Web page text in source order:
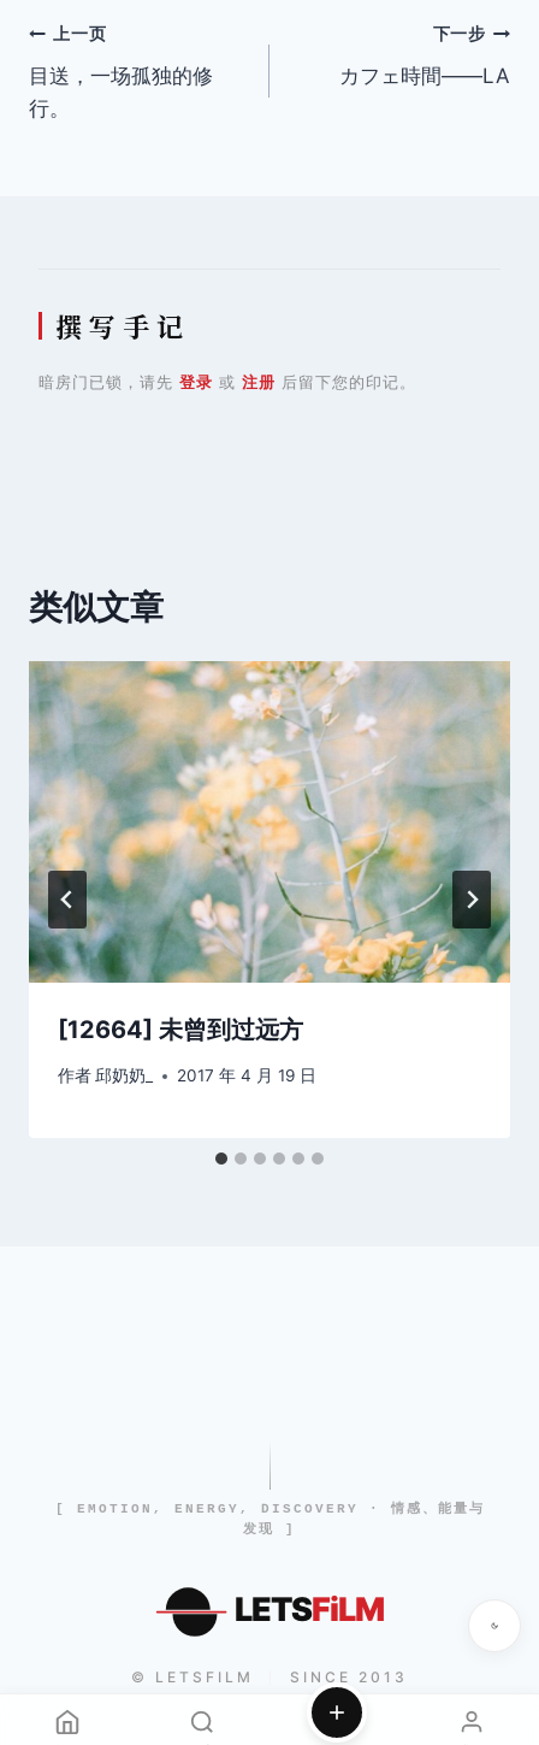
文
章
上一页
目送，一场孤独的修
行。
下一步
カフェ時間——LA
撰 写 手 记
暗房门已锁，请先 登录 或 注册 后留下您的印记。
类似文章
[12664] 未曾到过远方
作者 邱奶奶_ 2017 年 4 月 19 日
[ EMOTION, ENERGY, DISCOVERY · 情感、能量与
发现 ]
LETSFiLM
© LETSFILM SINCE 2013